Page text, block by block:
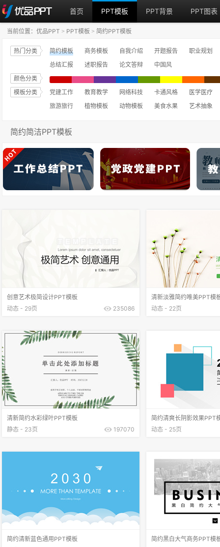
首页 PPT模板 PPT背景 PPT图表
当前位置： 优品PPT > PPT模板 > 简约PPT模板
热门分类 简约模板 商务模板 自我介绍 开题报告
职业规划
总结汇报
述职报告 论文答辩
中国风
颜色分类
模板分类
党建工作 教育教学 网络科技 卡通风格
医学医疗
旅游旅行
植物模板 动物模板 美食水果 艺术抽象
简约简洁PPT模板
创意艺术极简设计PPT模板
动态 - 29页
235086
清新淡雅简约唯美PPT模
动态 - 22页
清新简约水彩绿叶PPT模板
静态 - 23页
197070
简约清爽长阴影效果PPT
动态 - 25页
简约清新蓝色通用PPT模板
简约黑白大气商务PPT模